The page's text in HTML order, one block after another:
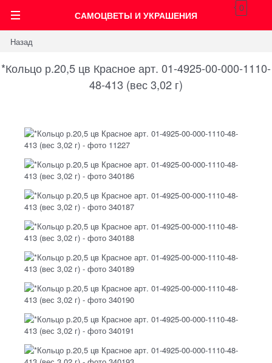
САМОЦВЕТЫ И УКРАШЕНИЯ
0
Назад
*Кольцо р.20,5 цв Красное арт. 01-4925-00-000-1110-
48-413 (вес 3,02 г)